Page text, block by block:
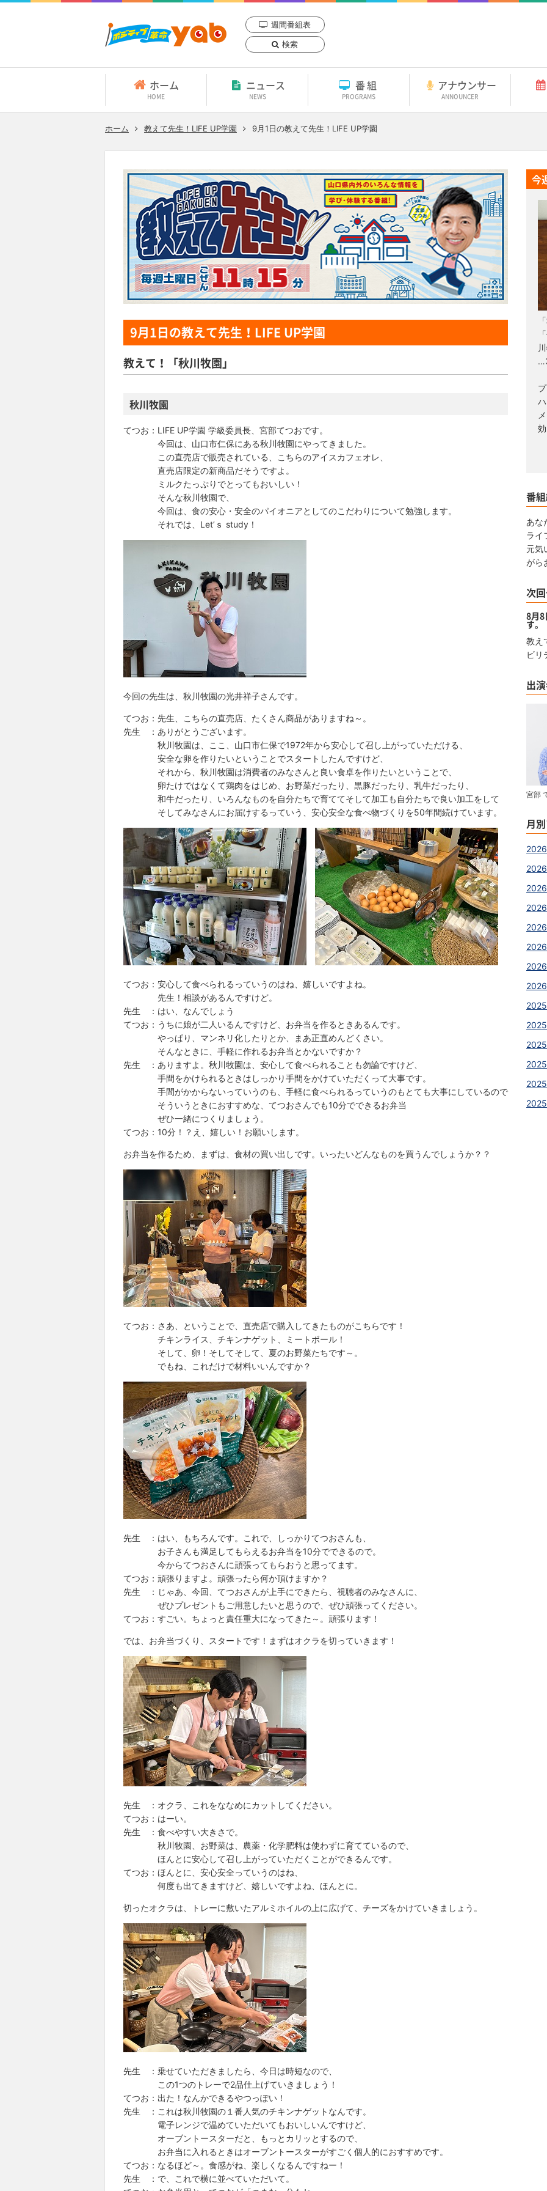
週間番組表
検索
ホーム
HOME
ニュース
NEWS
番組
PROGRAMS
アナウンサー
ANNOUNCER
ホーム 教えて先生！LIFE UP学園 9月1日の教えて先生！LIFE UP学園
9月1日の教えて先生！LIFE UP学園
教えて！「秋川牧園」
秋川牧園
てつお：LIFE UP学園 学級委員長、宮部てつおです。
今回は、山口市仁保にある秋川牧園にやってきました。
この直売店で販売されている、こちらのアイスカフェオレ、
直売店限定の新商品だそうですよ。
ミルクたっぷりでとってもおいしい！
そんな秋川牧園で、
今回は、食の安心・安全のパイオニアとしてのこだわりについて勉強します。
それでは、Let’ｓ study！
今回の先生は、秋川牧園の光井祥子さんです。
てつお：先生、こちらの直売店、たくさん商品がありますね～。
先生 ：ありがとうございます。
秋川牧園は、ここ、山口市仁保で1972年から安心して召し上がっていただける、
安全な卵を作りたいということでスタートしたんですけど、
それから、秋川牧園は消費者のみなさんと良い食卓を作りたいということで、
卵たけではなくて鶏肉をはじめ、お野菜だったり、黒豚だったり、乳牛だったり、
和牛だったり、いろんなものを自分たちで育ててそして加工も自分たちで良い加工をして
そしてみなさんにお届けするっていう、安心安全な食べ物づくりを50年間続けています。
てつお：安心して食べられるっていうのはね、嬉しいですよね。
先生！相談があるんですけど。
先生 ：はい、なんでしょう
てつお：うちに娘が二人いるんですけど、お弁当を作るときあるんです。
やっぱり、マンネリ化したりとか、まあ正直めんどくさい。
そんなときに、手軽に作れるお弁当とかないですか？
先生 ：ありますよ。秋川牧園は、安心して食べられることも勿論ですけど、
手間をかけられるときはしっかり手間をかけていただくって大事です。
手間がかからないっていうのも、手軽に食べられるっていうのもとても大事にしているので
そういうときにおすすめな、てつおさんでも10分でできるお弁当
ぜひ一緒につくりましょう。
てつお：10分！？え、嬉しい！お願いします。
お弁当を作るため、まずは、食材の買い出しです。いったいどんなものを買うんでしょうか？？
てつお：さあ、ということで、直売店で購入してきたものがこちらです！
チキンライス、チキンナゲット、ミートボール！
そして、卵！そしてそして、夏のお野菜たちです～。
でもね、これだけで材料いいんですか？
先生 ：はい、もちろんです。これで、しっかりてつおさんも、
お子さんも満足してもらえるお弁当を10分でできるので。
今からてつおさんに頑張ってもらおうと思ってます。
てつお：頑張りますよ。頑張ったら何か頂けますか？
先生 ：じゃあ、今回、てつおさんが上手にできたら、視聴者のみなさんに、
ぜひプレゼントもご用意したいと思うので、ぜひ頑張ってください。
てつお：すごい。ちょっと責任重大になってきた～。頑張ります！
では、お弁当づくり、スタートです！まずはオクラを切っていきます！
先生 ：オクラ、これをななめにカットしてください。
てつお：はーい。
先生 ：食べやすい大きさで。
秋川牧園、お野菜は、農薬・化学肥料は使わずに育てているので、
ほんとに安心して召し上がっていただくことができるんです。
てつお：ほんとに、安心安全っていうのはね、
何度も出てきますけど、嬉しいですよね、ほんとに。
切ったオクラは、トレーに敷いたアルミホイルの上に広げて、チーズをかけていきましょう。
先生 ：乗せていただきましたら、今日は時短なので、
この1つのトレーで2品仕上げていきましょう！
てつお：出た！なんかできるやつっぽい！
先生 ：これは秋川牧園の１番人気のチキンナゲットなんです。
電子レンジで温めていただいてもおいしいんですけど、
オーブントースターだと、もっとカリッとするので、
お弁当に入れるときはオーブントースターがすごく個人的におすすめです。
てつお：なるほど～。食感がね、楽しくなるんですねー！
先生 ：で、これで横に並べていただいて。
今
効
番
あな
ライ
元気
がら
次
8月8
す。
教え
ビリ
出
宮部
月